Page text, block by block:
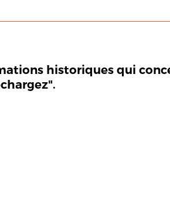
historiques qui